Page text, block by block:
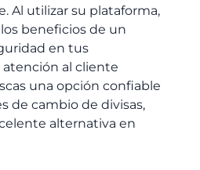
Al utilizar su plataforma,
beneficios de un
en tus
atención al cliente
una opción confiable
de cambio de divisas,
alternativa en